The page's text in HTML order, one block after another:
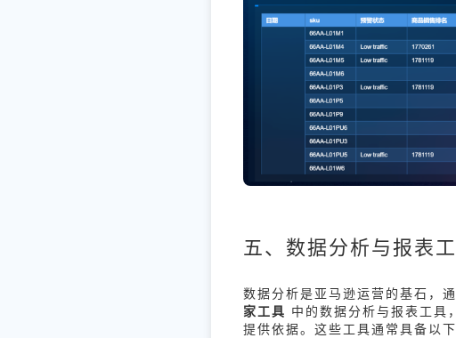
五、数据分析与报表
数据分析是亚马逊运营的基石，
家工具 中的数据分析与报表工具
提供依据。这些工具通常具备以下